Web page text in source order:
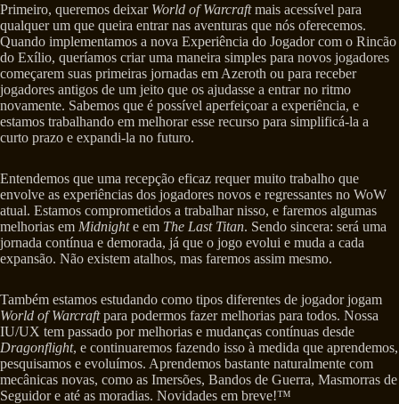
Primeiro, queremos deixar World of Warcraftmais acessível para
qualquer um que queira entrar nas aventuras que nós oferecemos.
Quando implementamos a nova Experiência do Jogador com o Rincão
do Exílio, queríamos criar uma maneira simples para novos jogadores
começarem suas primeiras jornadas em Azeroth ou para receber
jogadores antigos de um jeito que os ajudasse a entrar no ritmo
novamente. Sabemos que é possível aperfeiçoar a experiência, e
estamos trabalhando em melhorar esse recurso para simplificá-la a
curto prazo e expandi-la no futuro.
Entendemos que uma recepção eficaz requer muito trabalho que
envolve as experiências dos jogadores novos e regressantes no WoW
atual. Estamos comprometidos a trabalhar nisso, e faremos algumas
melhorias em Midnighte em The Last Titan. Sendo sincera: será uma
jornada contínua e demorada, já que o jogo evolui e muda a cada
expansão. Não existem atalhos, mas faremos assim mesmo.
Também estamos estudando como tipos diferentes de jogador jogam
World of Warcraftpara podermos fazer melhorias para todos. Nossa
IU/UX tem passado por melhorias e mudanças contínuas desde
Dragonflight, e continuaremos fazendo isso à medida que aprendemos,
pesquisamos e evoluímos. Aprendemos bastante naturalmente com
mecânicas novas, como as Imersões, Bandos de Guerra, Masmorras de
Seguidor e até as moradias. Novidades em breve!™